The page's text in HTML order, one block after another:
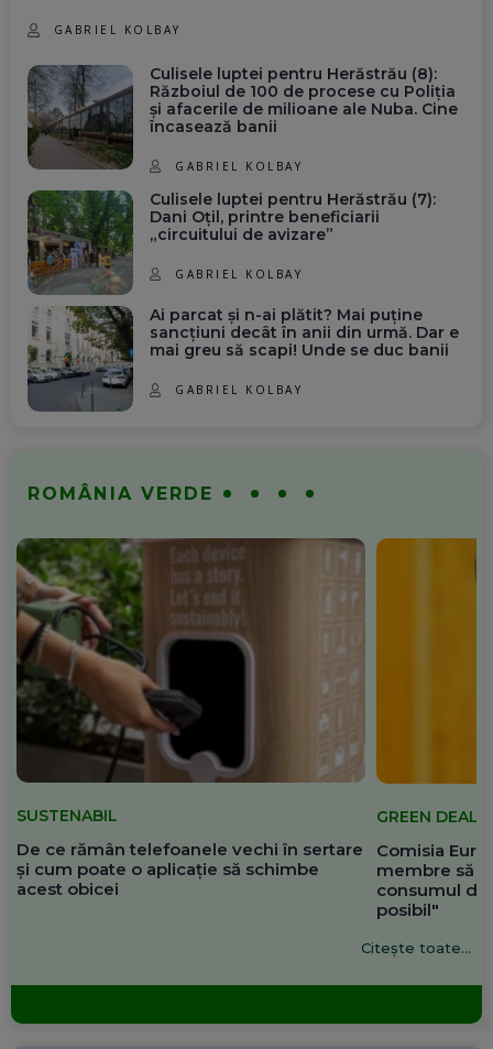
GABRIEL KOLBAY
Culisele luptei pentru Herăstrău (8):
Războiul de 100 de procese cu Poliția
și afacerile de milioane ale Nuba. Cine
încasează banii
GABRIEL KOLBAY
Culisele luptei pentru Herăstrău (7):
Dani Oțil, printre beneficiarii
„circuitului de avizare”
GABRIEL KOLBAY
Ai parcat și n-ai plătit? Mai puține
sancțiuni decât în anii din urmă. Dar e
mai greu să scapi! Unde se duc banii
GABRIEL KOLBAY
ROMÂNIA VERDE
SUSTENABIL
De ce rămân telefoanele vechi în sertare
și cum poate o aplicație să schimbe
acest obicei
GREEN DEAL
Comisia
membre să
consumul de
posibil"
Citește toate...